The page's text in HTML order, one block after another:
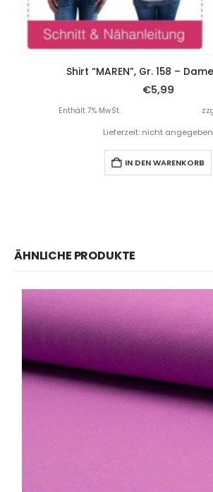
Shirt “MAREN”, Gr. 158 –
€5,99
Enthält 7% MwSt.
Lieferzeit: nicht angegeben
IN DEN WARENKORB
ÄHNLICHE PRODUKTE